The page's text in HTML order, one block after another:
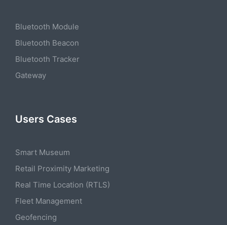
Bluetooth Module
Bluetooth Beacon
Bluetooth Tracker
Gateway
Users Cases
Smart Museum
Retail Proximity Marketing
Real Time Location (RTLS)
Fleet Management
Geofencing